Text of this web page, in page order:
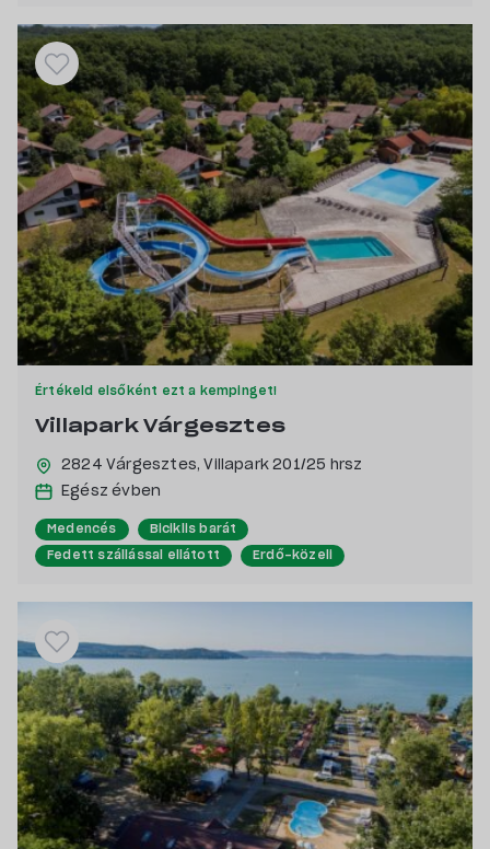
Saját stranddal rendelkező
Pecás, csónakázás szerelmeseinek
Értékeld elsőként ezt a kempinget!
Villapark Várgesztes
2824 Várgesztes,Villapark 201/25 hrsz
Egész évben
Medencés Biciklis barát
Fedett szállással ellátott Erdő-közeli